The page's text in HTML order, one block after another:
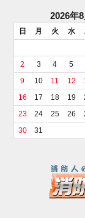
2026年8
日 月 火 水
2
3 4 5
9
10 11 12
16
17 18 19
23
24 25 26
30
31